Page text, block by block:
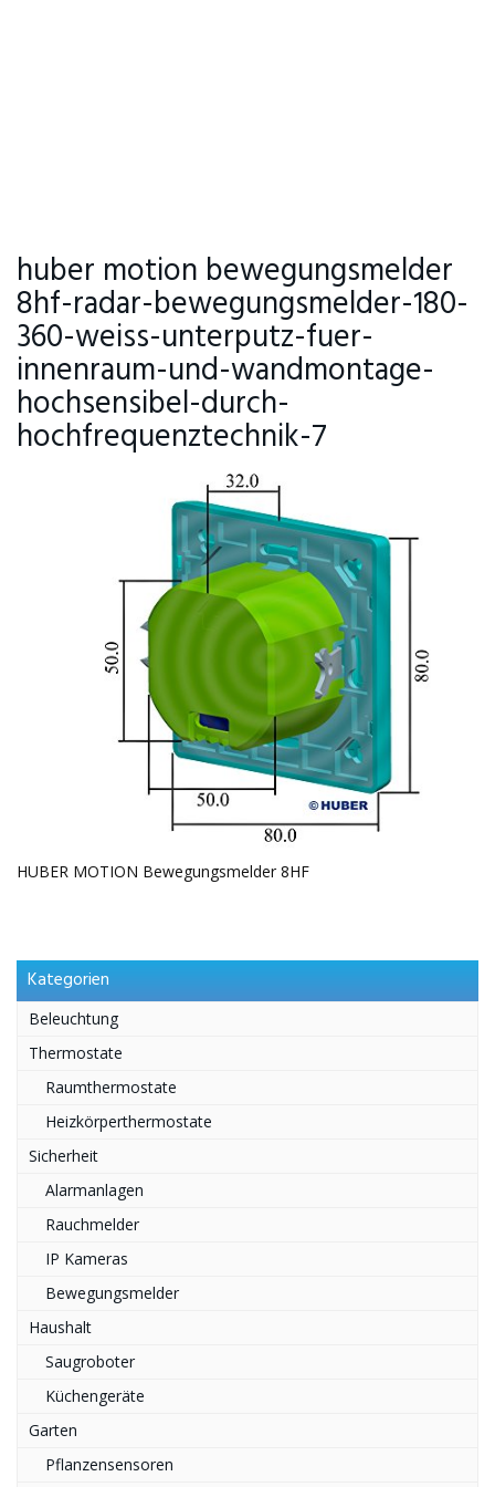
huber motion bewegungsmelder
8hf-radar-bewegungsmelder-180-
360-weiss-unterputz-fuer-
innenraum-und-wandmontage-
hochsensibel-durch-
hochfrequenztechnik-7
HUBER MOTION Bewegungsmelder 8HF
Kategorien
Beleuchtung
Thermostate
Raumthermostate
Heizkörperthermostate
Sicherheit
Alarmanlagen
Rauchmelder
IP Kameras
Bewegungsmelder
Haushalt
Saugroboter
Küchengeräte
Garten
Pflanzensensoren